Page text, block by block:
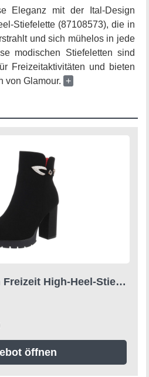
Eleganz mit der Ital-Design
Stiefelette (87108573), die in
und sich mühelos in jede
modischen Stiefeletten sind
Freizeitaktivitäten und bieten
von Glamour. +
Ital-Design Damen Freizeit High-Heel-Stiefelette (87108575) Blockabsatz High-Heel Stiefeletten in Schwarz
öffnen